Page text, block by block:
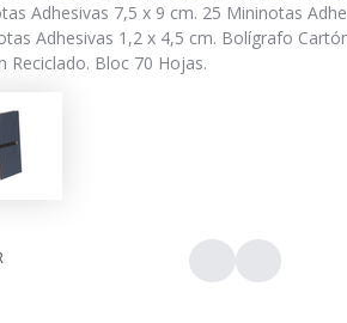
Adhesivas 7,5 x 9 cm. 25 Mininotas
Adhesivas 1,2 x 4,5 cm. Bolígrafo
Reciclado. Bloc 70 Hojas.